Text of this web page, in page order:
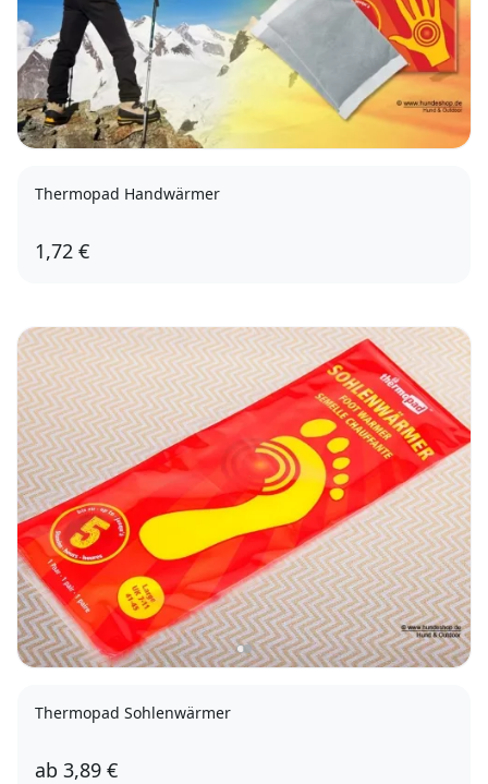
Thermopad Handwärmer
1,72 €
Thermopad Sohlenwärmer
ab 3,89 €